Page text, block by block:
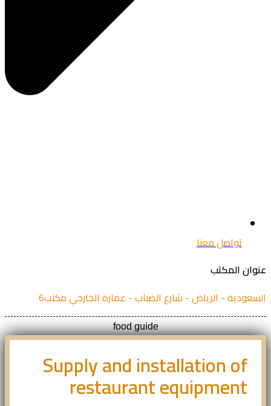
تواصل معنا
عنوان المكتب
السعودية - الرياض - شارع الضباب - عمارة الخارجي مكتب6
food guide
Supply and installation of
restaurant equipment